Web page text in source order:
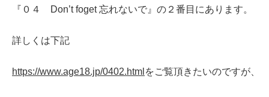
『０４ Don’t foget 忘れないで』の２番目にあります。
詳しくは下記
https://www.age18.jp/0402.html をご覧頂きたいのですが、